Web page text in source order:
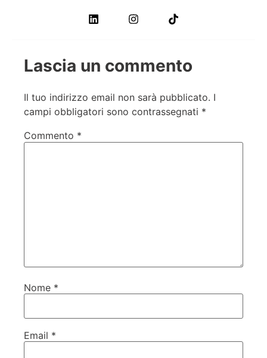
Lascia un commento
Il tuo indirizzo email non sarà pubblicato. I
campi obbligatori sono contrassegnati *
Commento *
Nome *
Email *